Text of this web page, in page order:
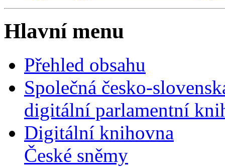
Hlavní menu
Přehled obsahu
Společná česko-
digitální parlamentní
Digitální knihovna
České sněmy